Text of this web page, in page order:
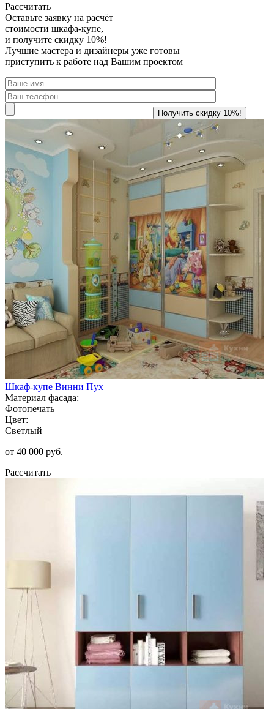
Рассчитать
Оставьте заявку на расчёт
стоимости шкафа-купе,
и получите скидку 10%!
Лучшие мастера и дизайнеры уже готовы
приступить к работе над Вашим проектом
Шкаф-купе Винни Пух
Материал фасада:
Фотопечать
Цвет:
Светлый
от 40 000 руб.
Рассчитать